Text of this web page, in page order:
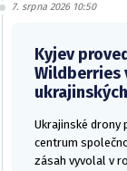
7. srpna 2026 10:50
Kyjev
Wildberries
Ukrajinské drony
centrum
zásah vyvolal v